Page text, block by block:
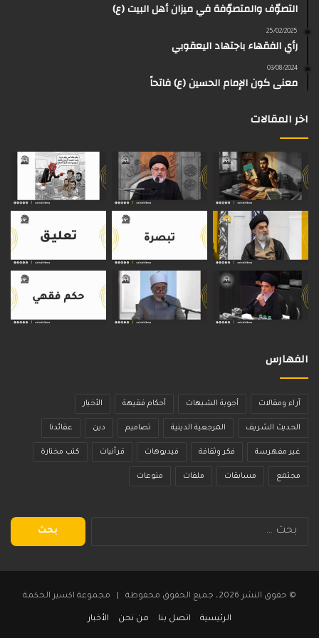
ب
م
التصوّف والمتصوّفة في ميزان أهل البيت (ع)
25/02/2025
رأي الفقهاء باجتهاد اليعقوبي
03/08/2024
معنى كون الإمام الحسين (ع) فاتحاً
اخر المقالات
الفهارس
آراء ومقالات أجوبة الشبهات أحكام فقيهة الأخبار
الحديث الشريف المرجعية الدينية تصاميم دين عقائدنا
غير مفهرسة فكر وثقافة فيديوهات قرآنيات كتب مختارة
مجتمع مسابقات ملفات منوعات
البحث
© حقوق النشر 2026، جميع الحقوق محفوظة | مجموعة اكسير الحكمة
الرئيسية اتصل بنا من نحن الأخبار